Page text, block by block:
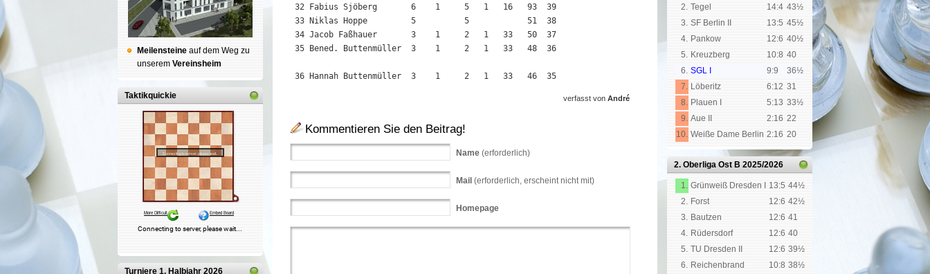
Mei­len­stei­ne auf dem Weg zu
un­se­rem Ver­eins­heim
Taktikquickie
Turniere 1. Halbjahr 2026
32 Fabius Sjöberg       6    1     5   1   16   93  39
33 Niklas Hoppe         5          5            51  38
34 Jacob Faßhauer       3    1     2   1   33   50  37
35 Bened. Buttenmüller  3    1     2   1   33   48  36
36 Hannah Buttenmüller  3    1     2   1   33   46  35
verfasst von André
Kommentieren Sie den Beitrag!
Name (erforderlich)
Mail (erforderlich, erscheint nicht mit)
Homepage
2. Tegel 14:4 43½
3. SF Berlin II 13:5 45½
4. Pankow 12:6 40½
5. Kreuzberg 10:8 40
6. SGL I 9:9
36½
7. Löberitz 6:12 31
8. Plauen I 5:13 33½
9. Aue II 2:16 22
10. Weiße Dame Berlin 2:16 20
2. Oberliga Ost B 2025/2026
1. Grünweiß Dresden I 13:5 44½
2. Forst 12:6 42½
3. Bautzen 12:6 41
4. Rüdersdorf 12:6 40
5. TU Dresden II 12:6 39½
6. Reichenbrand 10:8 38½